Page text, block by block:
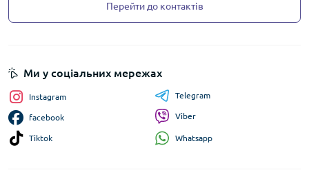
Перейти до контактів
Ми у соціальних мережах
Instagram
facebook
Tiktok
Telegram
Viber
Whatsapp